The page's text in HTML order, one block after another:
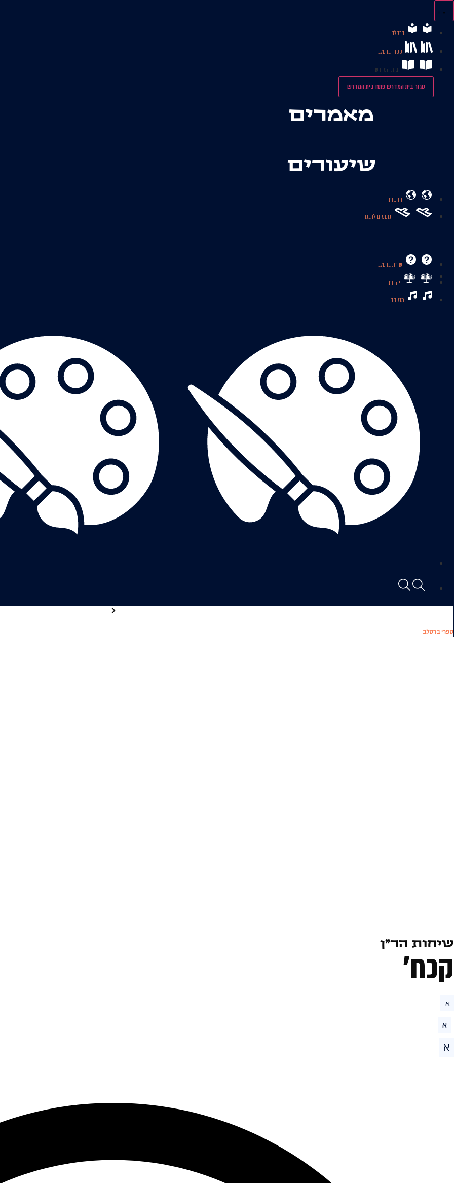
לתוכן
ברסלב
ספרי ברסלב
בית המדרש
סגור בית המדרשפתח בית המדרש
מאמרים
שיעורים
חדשות
נוסעים לרבנו
שו’’ת ברסלב
יהדות
מוזיקה
ספרי ברסלב
שיחות הר״ן
קכח׳
א
א
א